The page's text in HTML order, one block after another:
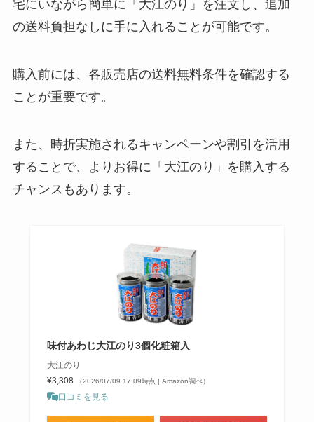
宅にいながら簡単に「大江のり」を注文し、追加
の送料負担なしに手に入れることが可能です。
購入前には、各販売店の送料無料条件を確認する
ことが重要です。
また、時折実施されるキャンペーンや割引を活用
することで、よりお得に「大江のり」を購入する
チャンスもあります。
味付あわじ大江のり3個化粧箱入
大江のり
¥3,308
（2026/07/09 17:09時点 | Amazon調べ）
口コミを見る